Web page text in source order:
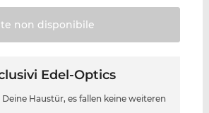
non disponibile
Edel-Optics
Haustür, es fallen keine weiteren